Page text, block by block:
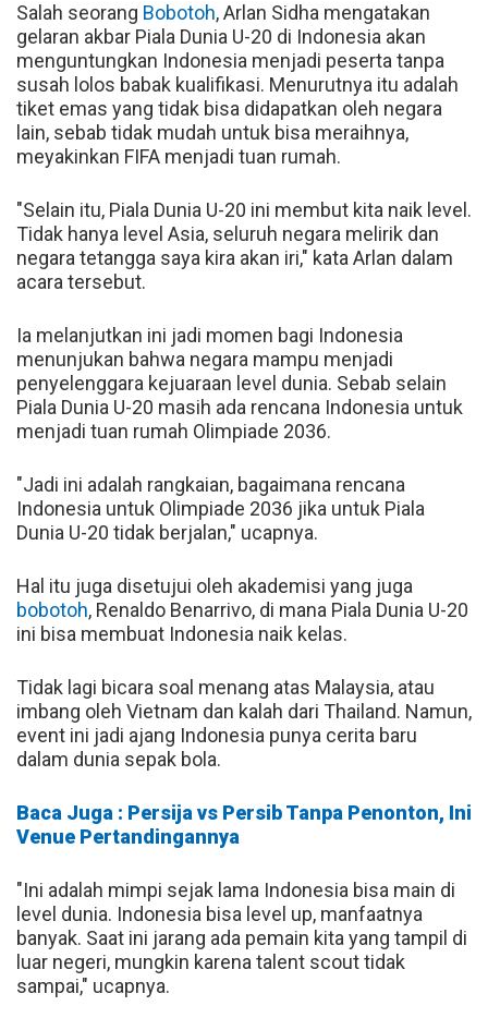
Salah seorang Bobotoh, Arlan Sidha mengatakan
gelaran akbar Piala Dunia U-20 di Indonesia akan
menguntungkan Indonesia menjadi peserta tanpa
susah lolos babak kualifikasi. Menurutnya itu adalah
tiket emas yang tidak bisa didapatkan oleh negara
lain, sebab tidak mudah untuk bisa meraihnya,
meyakinkan FIFA menjadi tuan rumah.
"Selain itu, Piala Dunia U-20 ini membut kita naik level.
Tidak hanya level Asia, seluruh negara melirik dan
negara tetangga saya kira akan iri," kata Arlan dalam
acara tersebut.
Ia melanjutkan ini jadi momen bagi Indonesia
menunjukan bahwa negara mampu menjadi
penyelenggara kejuaraan level dunia. Sebab selain
Piala Dunia U-20 masih ada rencana Indonesia untuk
menjadi tuan rumah Olimpiade 2036.
"Jadi ini adalah rangkaian, bagaimana rencana
Indonesia untuk Olimpiade 2036 jika untuk Piala
Dunia U-20 tidak berjalan," ucapnya.
Hal itu juga disetujui oleh akademisi yang juga
bobotoh, Renaldo Benarrivo, di mana Piala Dunia U-20
ini bisa membuat Indonesia naik kelas.
Tidak lagi bicara soal menang atas Malaysia, atau
imbang oleh Vietnam dan kalah dari Thailand. Namun,
event ini jadi ajang Indonesia punya cerita baru
dalam dunia sepak bola.
Baca Juga : Persija vs Persib Tanpa Penonton, Ini
Venue Pertandingannya
"Ini adalah mimpi sejak lama Indonesia bisa main di
level dunia. Indonesia bisa level up, manfaatnya
banyak. Saat ini jarang ada pemain kita yang tampil di
luar negeri, mungkin karena talent scout tidak
sampai," ucapnya.